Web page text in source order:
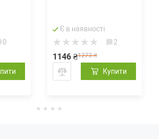
0
Є в наявності
2
1273 ₴
1146 ₴
Купити